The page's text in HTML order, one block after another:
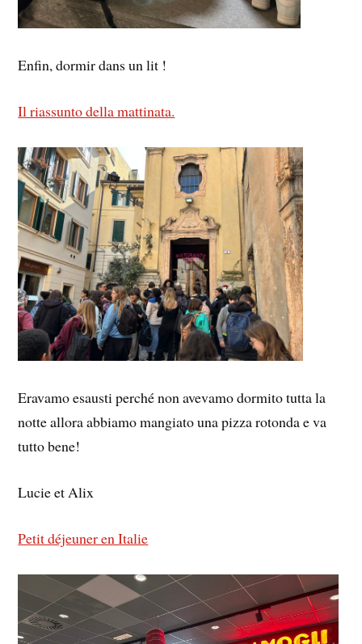
Enfin, dormir dans un lit !
Il riassunto della mattinata.
Eravamo esausti perché non avevamo dormito tutta la
notte allora abbiamo mangiato una pizza rotonda e va
tutto bene!
Lucie et Alix
Petit déjeuner en Italie